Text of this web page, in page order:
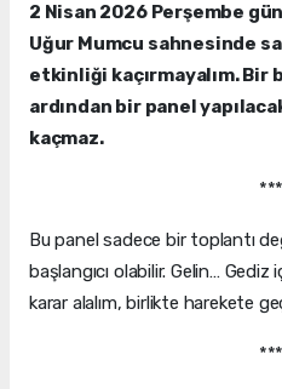
2 Nisan 2026 Perşembe
Uğur Mumcu sahnesinde
etkinliği kaçırmayalım.
ardından bir panel
kaçmaz.
***
Bu panel sadece bir toplantı
başlangıcı olabilir. Gelin…
karar alalım, birlikte harekete
***